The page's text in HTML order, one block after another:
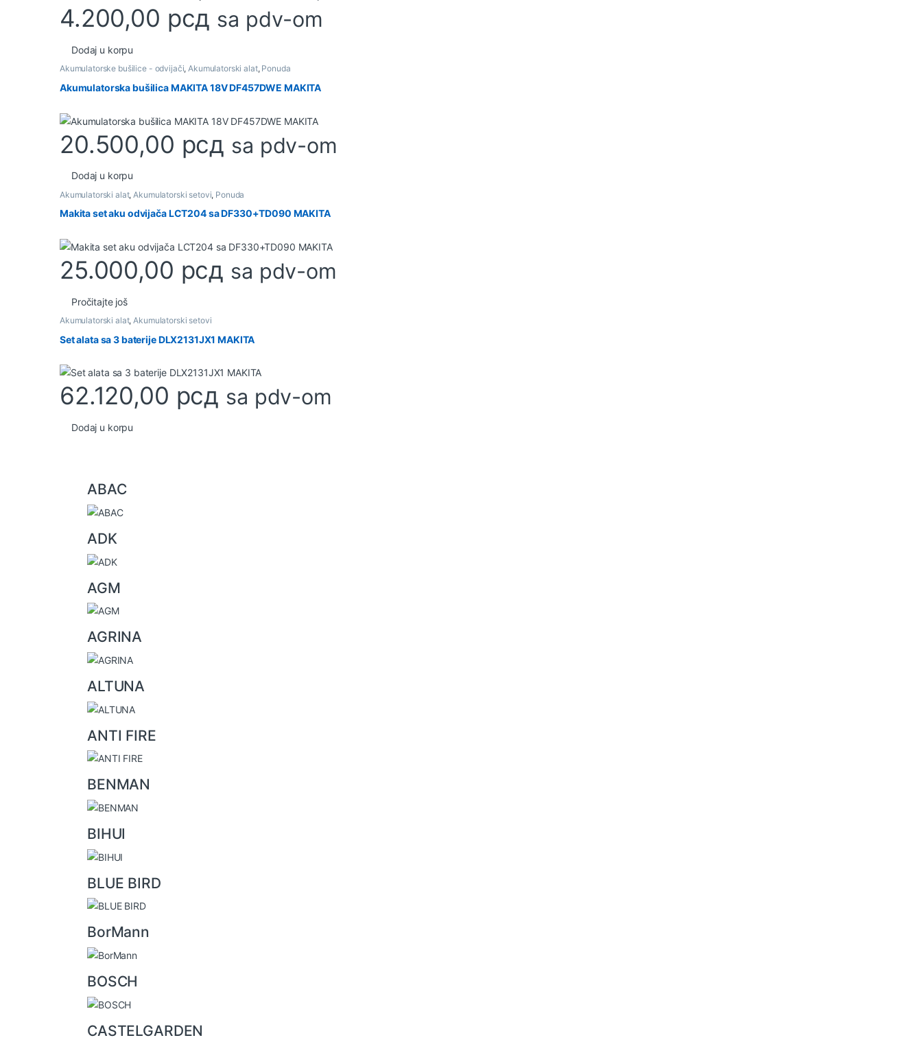
4.200,00 рсд sa pdv-om
Dodaj u korpu
Akumulatorske bušilice - odvijači,Akumulatorski alat, Ponuda
Akumulatorska bušilica MAKITA 18V DF457DWE MAKITA
20.500,00 рсд sa pdv-om
Dodaj u korpu
Akumulatorski alat, Akumulatorski setovi, Ponuda
Makita set aku odvijača LCT204 sa DF330+TD090 MAKITA
25.000,00 рсд sa pdv-om
Pročitajte još
Akumulatorski alat,Akumulatorski setovi
Set alata sa 3 baterije DLX2131JX1 MAKITA
62.120,00 рсд sa pdv-om
Dodaj u korpu
ABAC
ADK
AGM
AGRINA
ALTUNA
ANTI FIRE
BENMAN
BIHUI
BLUE BIRD
BorMann
BOSCH
CASTELGARDEN